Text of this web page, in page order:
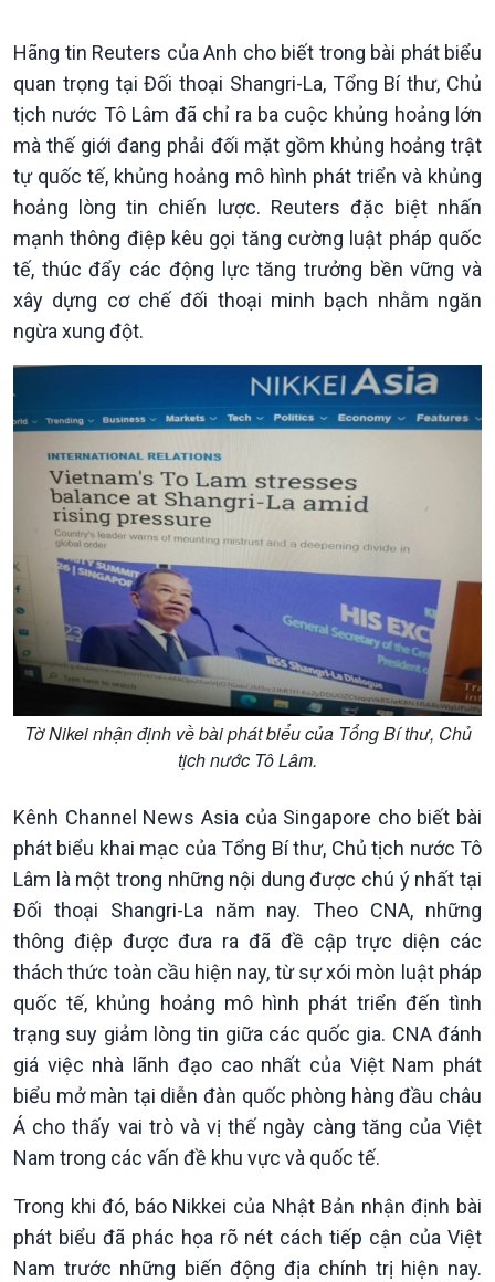
Theo dòng Thời sự
Chính trị
Tin Chính trị
Chính phủ với người dân
Quốc hội với cử tri
Xây dựng đảng
Đảng trong cuộc sống
Nhận diện sự thật
Pháp luật và đời sống
Thế giới
Vấn đề quốc tế
Hồ sơ sự kiện quốc tế
Thế giới & Việt Nam
Biên cương - Một dải vững
Kinh tế
Tin Kinh tế
Trước giờ mở cửa
Dòng chảy Kinh tế
Sức sống hàng Việt
Khởi nghiệp
Tuyên chiến với gian lận
Nông nghiệp & Biển đảo
Tin Nông nghiệp & Biển
đảo
Mùa vàng
Biển đảo Việt Nam
Tâm tình biên giới và hải
đảo
Nam
Hãng tin Reuters của Anh cho biết trong bài phát biểu
quan trọng tại Đối thoại Shangri-La, Tổng Bí thư, Chủ
tịch nước Tô Lâm đã chỉ ra ba cuộc khủng hoảng lớn
mà thế giới đang phải đối mặt gồm khủng hoảng trật
tự quốc tế, khủng hoảng mô hình phát triển và khủng
hoảng lòng tin chiến lược. Reuters đặc biệt nhấn
mạnh thông điệp kêu gọi tăng cường luật pháp quốc
tế, thúc đẩy các động lực tăng trưởng bền vững và
xây dựng cơ chế đối thoại minh bạch nhằm ngăn
ngừa xung đột.
Tờ Nikei nhận định về bài phát biểu của Tổng Bí thư, Chủ
tịch nước Tô Lâm.
Kênh Channel News Asia của Singapore cho biết bài
phát biểu khai mạc của Tổng Bí thư, Chủ tịch nước Tô
Lâm là một trong những nội dung được chú ý nhất tại
Đối thoại Shangri-La năm nay. Theo CNA, những
thông điệp được đưa ra đã đề cập trực diện các
thách thức toàn cầu hiện nay, từ sự xói mòn luật pháp
quốc tế, khủng hoảng mô hình phát triển đến tình
trạng suy giảm lòng tin giữa các quốc gia. CNA đánh
giá việc nhà lãnh đạo cao nhất của Việt Nam phát
biểu mở màn tại diễn đàn quốc phòng hàng đầu châu
Á cho thấy vai trò và vị thế ngày càng tăng của Việt
Nam trong các vấn đề khu vực và quốc tế.
Trong khi đó, báo Nikkei của Nhật Bản nhận định bài
phát biểu đã phác họa rõ nét cách tiếp cận của Việt
Nam trước những biến động địa chính trị hiện nay.